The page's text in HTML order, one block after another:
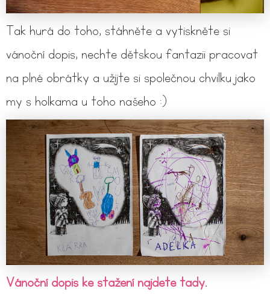
Tak hurá do toho, stáhněte a vytiskněte si
vánoční dopis, nechte dětskou fantazii pracovat
na plné obrátky a užijte si společnou chvilku jako
my s holkama u toho našeho :)
Vánoční dopis ke stažení najdete tady.